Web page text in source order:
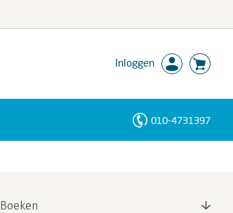
Inloggen
010-4731397
Boeken